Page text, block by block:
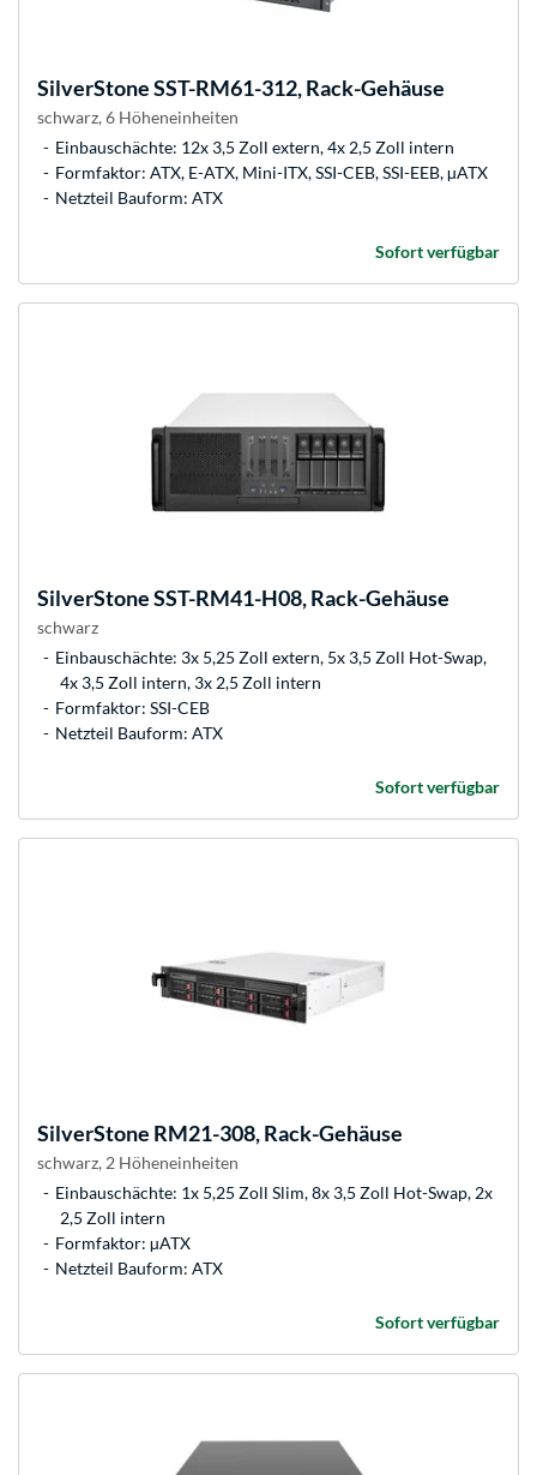
SilverStoneSST-RM61-312, Rack-Gehäuse
schwarz, 6 Höheneinheiten
Einbauschächte: 12x 3,5 Zoll extern, 4x 2,5 Zoll intern
Formfaktor: ATX, E-ATX, Mini-ITX, SSI-CEB, SSI-EEB, µATX
Netzteil Bauform: ATX
Sofort verfügbar
SilverStoneSST-RM41-H08, Rack-Gehäuse
schwarz
Einbauschächte: 3x 5,25 Zoll extern, 5x 3,5 Zoll Hot-Swap,
4x 3,5 Zoll intern, 3x 2,5 Zoll intern
Formfaktor: SSI-CEB
Netzteil Bauform: ATX
Sofort verfügbar
SilverStone RM21-308, Rack-Gehäuse
schwarz, 2 Höheneinheiten
Einbauschächte: 1x 5,25 Zoll Slim, 8x 3,5 Zoll Hot-Swap, 2x
2,5 Zoll intern
Formfaktor: µATX
Netzteil Bauform: ATX
Sofort verfügbar